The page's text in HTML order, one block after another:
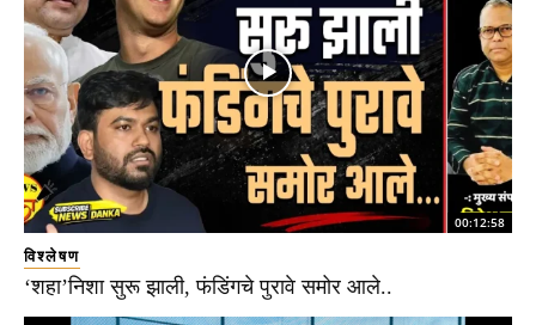
00:12:58
विश्लेषण
‘शहा’निशा सुरू झाली, फंडिंगचे पुरावे समोर आले..